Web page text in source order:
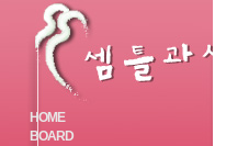
HOME
BOARD